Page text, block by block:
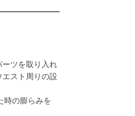
ツを取り入れ
スト周りの設
時の膨らみを